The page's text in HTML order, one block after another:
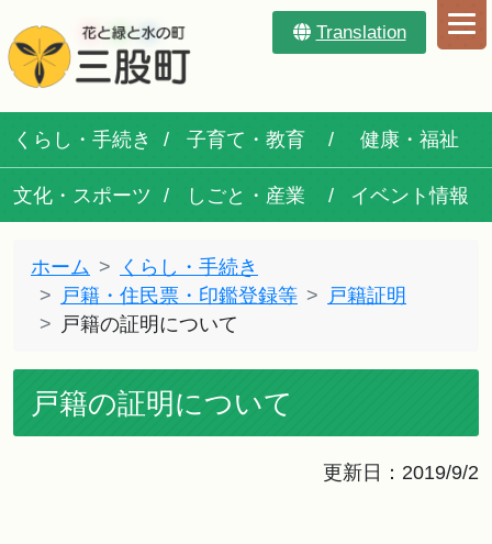
Translation
くらし・手続き 子育て・教育 健康・福祉
文化・スポーツ しごと・産業 イベント情報
ホーム
くらし・手続き
戸籍・住民票・印鑑登録等
戸籍証明
戸籍の証明について
戸籍の証明について
更新日：2019/9/2